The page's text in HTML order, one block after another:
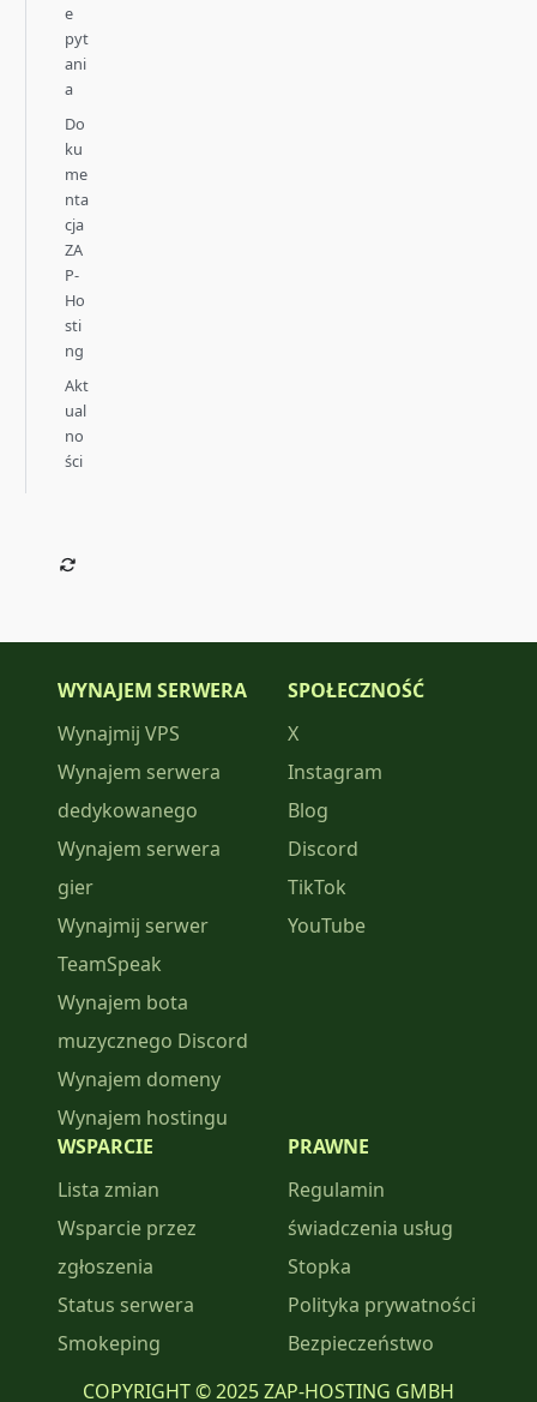
e
pyt
ani
a
Do
ku
me
nta
cja
ZA
P-
Ho
sti
ng
Akt
ual
no
ści
WYNAJEM SERWERA
Wynajmij VPS
Wynajem serwera
dedykowanego
Wynajem serwera
gier
Wynajmij serwer
TeamSpeak
Wynajem bota
muzycznego Discord
Wynajem domeny
Wynajem hostingu
SPOŁECZNOŚĆ
X
Instagram
Blog
Discord
TikTok
YouTube
WSPARCIE
Lista zmian
Wsparcie przez
zgłoszenia
Status serwera
Smokeping
PRAWNE
Regulamin
świadczenia usług
Stopka
Polityka prywatności
Bezpieczeństwo
COPYRIGHT © 2025 ZAP-HOSTING GMBH